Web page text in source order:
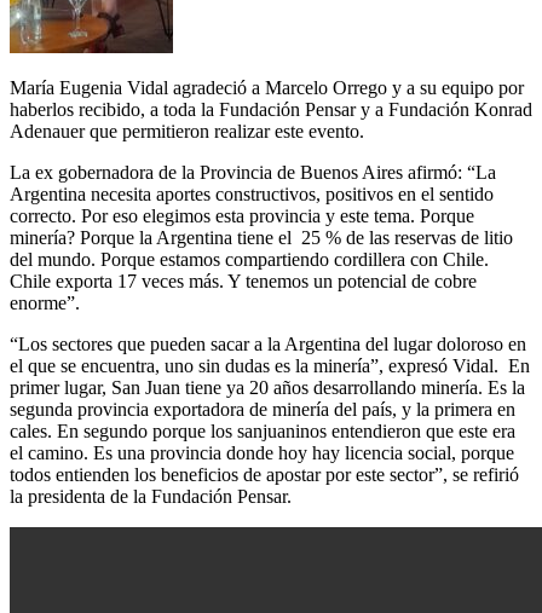
María Eugenia Vidal agradeció a Marcelo Orrego y a su equipo por
haberlos recibido, a toda la Fundación Pensar y a Fundación Konrad
Adenauer que permitieron realizar este evento.
La ex gobernadora de la Provincia de Buenos Aires afirmó: “La
Argentina necesita aportes constructivos, positivos en el sentido
correcto. Por eso elegimos esta provincia y este tema. Porque
minería? Porque la Argentina tiene el 25 % de las reservas de litio
del mundo. Porque estamos compartiendo cordillera con Chile.
Chile exporta 17 veces más. Y tenemos un potencial de cobre
enorme”.
“Los sectores que pueden sacar a la Argentina del lugar doloroso en
el que se encuentra, uno sin dudas es la minería”, expresó Vidal. En
primer lugar, San Juan tiene ya 20 años desarrollando minería. Es la
segunda provincia exportadora de minería del país, y la primera en
cales. En segundo porque los sanjuaninos entendieron que este era
el camino. Es una provincia donde hoy hay licencia social, porque
todos entienden los beneficios de apostar por este sector”, se refirió
la presidenta de la Fundación Pensar.